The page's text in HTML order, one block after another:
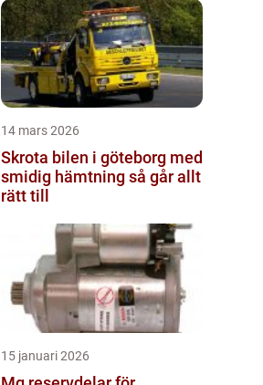
14 mars 2026
Skrota bilen i göteborg med
smidig hämtning så går allt
rätt till
15 januari 2026